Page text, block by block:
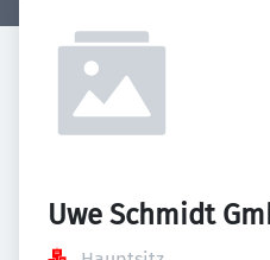
Uwe Schmidt